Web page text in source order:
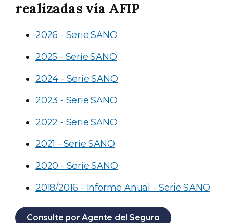
realizadas vía AFIP
2026 - Serie SANO
2025 - Serie SANO
2024 - Serie SANO
2023 - Serie SANO
2022 - Serie SANO
2021 - Serie SANO
2020 - Serie SANO
2018/2016 - Informe Anual - Serie SANO
Consulte por Agente del Seguro